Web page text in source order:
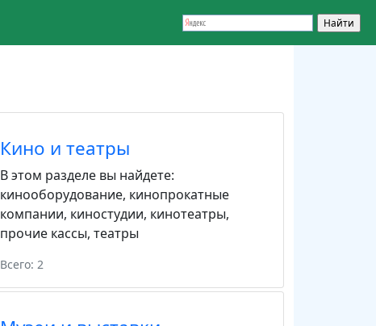
Кино и театры
В этом разделе вы найдете:
кинооборудование, кинопрокатные
компании, киностудии, кинотеатры,
прочие кассы, театры
Всего: 2